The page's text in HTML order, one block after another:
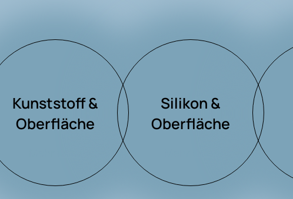
Kunststoff &
Oberfläche
Silikon &
Oberfläche